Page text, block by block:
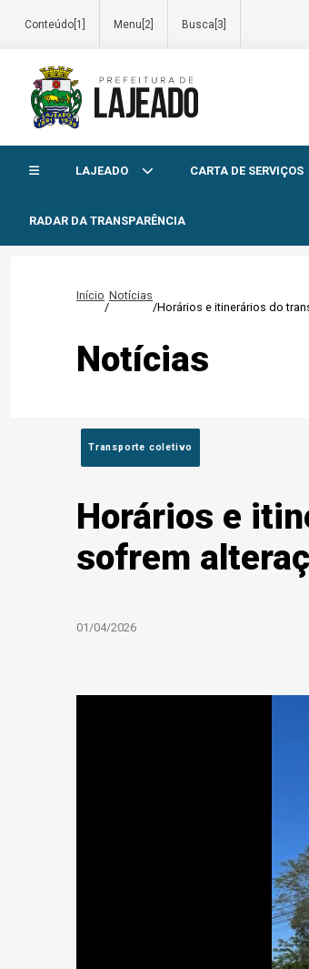
Conteúdo[1] Menu[2] Busca[3]
LAJEADO CARTA DE SERVIÇOS
RADAR DA TRANSPARÊNCIA
Início
/
Notícias
/Horários e itinerários do
Notícias
Transporte coletivo
Horários e
sofrem
01/04/2026